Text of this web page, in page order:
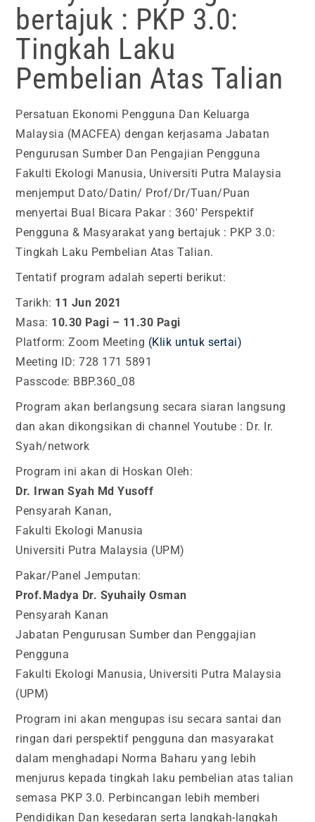
bertajuk : PKP 3.0:
Tingkah Laku
Pembelian Atas Talian
Persatuan Ekonomi Pengguna Dan Keluarga
Malaysia (MACFEA) dengan kerjasama Jabatan
Pengurusan Sumber Dan Pengajian Pengguna
Fakulti Ekologi Manusia, Universiti Putra Malaysia
menjemput Dato/Datin/ Prof/Dr/Tuan/Puan
menyertai Bual Bicara Pakar : 360′ Perspektif
Pengguna & Masyarakat yang bertajuk : PKP 3.0:
Tingkah Laku Pembelian Atas Talian.
Tentatif program adalah seperti berikut:
Tarikh: 11 Jun 2021
Masa: 10.30 Pagi – 11.30 Pagi
Platform: Zoom Meeting (Klik untuk sertai)
Meeting ID: 728 171 5891
Passcode: BBP.360_08
Program akan berlangsung secara siaran langsung
dan akan dikongsikan di channel Youtube : Dr. Ir.
Syah/network
Program ini akan di Hoskan Oleh:
Dr. Irwan Syah Md Yusoff
Pensyarah Kanan,
Fakulti Ekologi Manusia
Universiti Putra Malaysia (UPM)
Pakar/Panel Jemputan:
Prof.Madya Dr. Syuhaily Osman
Pensyarah Kanan
Jabatan Pengurusan Sumber dan Penggajian
Pengguna
Fakulti Ekologi Manusia, Universiti Putra Malaysia
(UPM)
Program ini akan mengupas isu secara santai dan
ringan dari perspektif pengguna dan masyarakat
dalam menghadapi Norma Baharu yang lebih
menjurus kepada tingkah laku pembelian atas talian
semasa PKP 3.0. Perbincangan lebih memberi
Pendidikan Dan kesedaran serta langkah-langkah